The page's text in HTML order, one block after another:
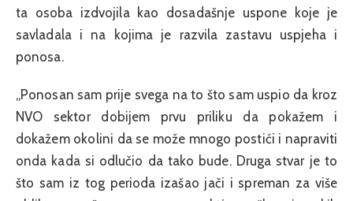
ta osoba izdvojila kao dosadašnje uspone koje je
savladala i na kojima je razvila zastavu uspjeha i
ponosa.
„Ponosan sam prije svega na to što sam uspio da kroz
NVO sektor dobijem prvu priliku da pokažem i
dokažem okolini da se može mnogo postići i napraviti
onda kada si odlučio da tako bude. Druga stvar je to
što sam iz tog perioda izašao jači i spreman za više